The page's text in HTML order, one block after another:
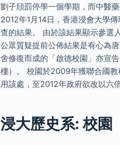
劉子頎罰停學一個學期，而中醫
2012年1月14日，香港浸會大學
查的結果。 由於該結果顯示參選
公眾質疑提前公佈結果是有心為
舍修復而成的「啟德校園」亦宣
樓）。 校園於2009年獲聯合國
用該處，至2012年政府欲改以六
浸大歷史系: 校園